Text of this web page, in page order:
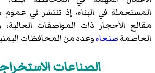
المستعملة في البناء، إذ تنتشر في
مقالع الأحجار ذات المواصفات العالية،
العاصمةصنعاءوعدد من المحافظات
الصناعات